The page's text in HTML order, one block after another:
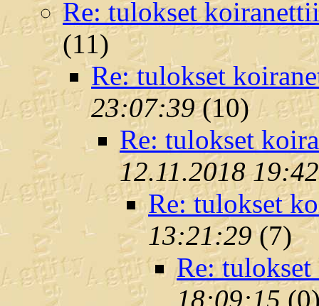
Re: tulokset
(11)
Re: tulokset
23:07:39(10)
Re: tulokset
12.11.2018
Re: tulokset
13:21:29(7)
Re:
18:09:15 (